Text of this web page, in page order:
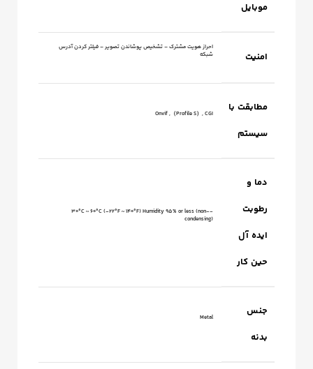
موبایل
امنیت
احراز هویت مشترک – تشخیص پوشاندن تصویر – فیلتر کردن آدرس
شبکه
مطابقت با
سیستم
Onvif ,（Profile S）, CGI
دما و
رطوبت
ایده آل
حین کار
-30°C ~ 60°C (-22°F ~ 140°F) Humidity 95% or less (non-
condensing)
جنس
بدنه
Metal